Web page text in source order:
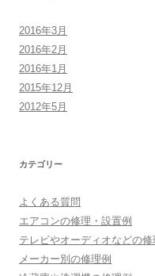
2016年3月
2016年2月
2016年1月
2015年12月
2012年5月
カテゴリー
よくある質問
エアコンの修理・設置例
テレビやオーディオなどの修
メーカー別の修理例